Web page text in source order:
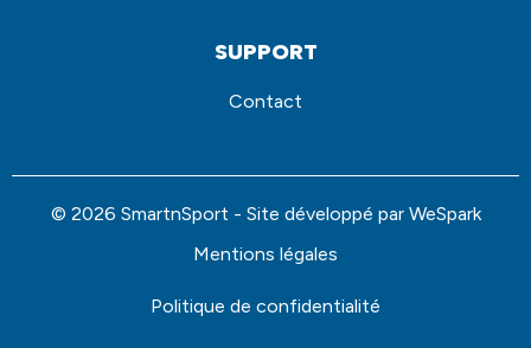
SUPPORT
Contact
© 2026 SmartnSport - Site développé par WeSpark
Mentions légales
Politique de confidentialité